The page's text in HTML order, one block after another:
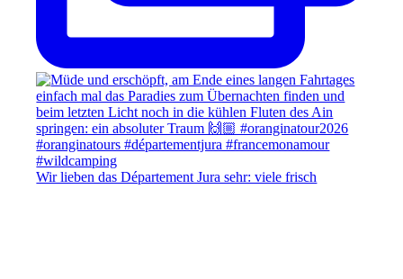
Wir lieben das Département Jura sehr: viele frisch